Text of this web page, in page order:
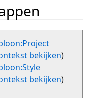
bekijken)
bekijken)